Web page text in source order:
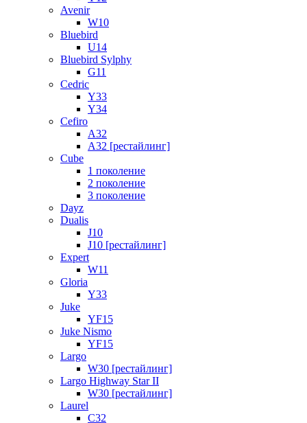
Avenir
W10
Bluebird
U14
Bluebird Sylphy
G11
Cedric
Y33
Y34
Cefiro
A32
A32 [рестайлинг]
Cube
1 поколение
2 поколение
3 поколение
Dayz
Dualis
J10
J10 [рестайлинг]
Expert
W11
Gloria
Y33
Juke
YF15
Juke Nismo
YF15
Largo
W30 [рестайлинг]
Largo Highway Star II
W30 [рестайлинг]
Laurel
C32